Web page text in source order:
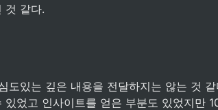
것 같다.
있었고 인사이트를 얻은 부분도 있었지만